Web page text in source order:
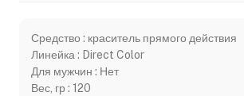
Средство : краситель прямого действия
Линейка : Direct Color
Для мужчин : Нет
Вес, гр : 120